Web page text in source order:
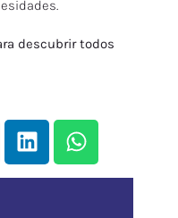
descubrir todos